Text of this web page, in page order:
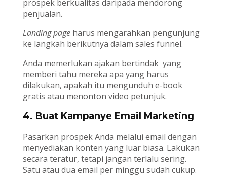
prospek berkualitas daripada mendorong
penjualan.
Landing pageharus mengarahkan pengunjung
ke langkah berikutnya dalam sales funnel.
Anda memerlukan ajakan bertindak yang
memberi tahu mereka apa yang harus
dilakukan, apakah itu mengunduh e-book
gratis atau menonton video petunjuk.
4. Buat Kampanye Email Marketing
Pasarkan prospek Anda melalui email dengan
menyediakan konten yang luar biasa. Lakukan
secara teratur, tetapi jangan terlalu sering.
Satu atau dua email per minggu sudah cukup.